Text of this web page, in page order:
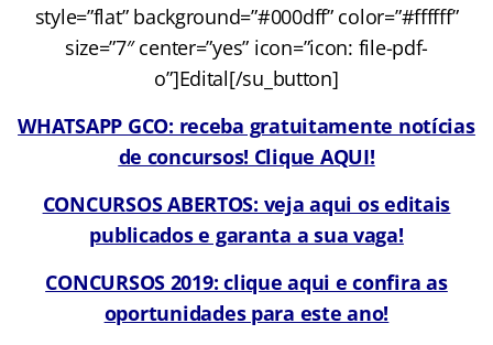
style=”flat” background=”#000dff” color=”#ffffff”
size=”7″ center=”yes” icon=”icon: file-pdf-
o”]Edital[/su_button]
WHATSAPP GCO: receba gratuitamente notícias
de concursos! Clique AQUI!
CONCURSOS ABERTOS: veja aqui os editais
publicados e garanta a sua vaga!
CONCURSOS 2019: clique aqui e confira as
oportunidades para este ano!